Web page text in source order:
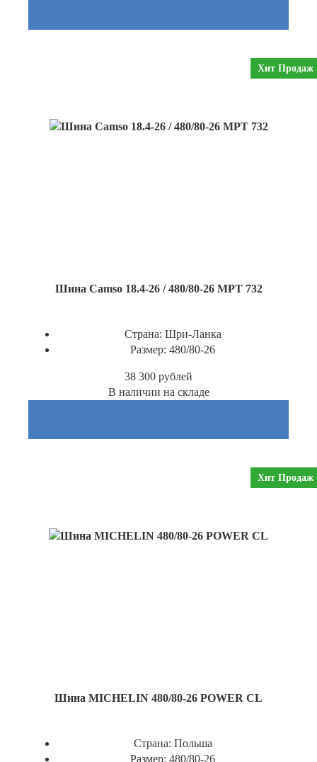
Хит Продаж
Шина Camso 18.4-26 / 480/80-26 MPT 732
Страна: Шри-Ланка
Размер: 480/80-26
38 300 рублей
В наличии на складе
Хит Продаж
Шина MICHELIN 480/80-26 POWER CL
Страна: Польша
Размер: 480/80-26